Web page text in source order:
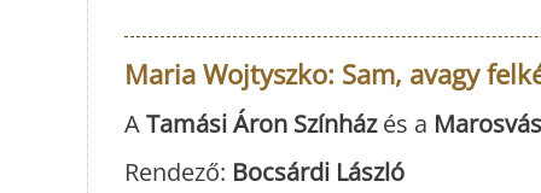
Maria Wojtyszko: Sam, avagy
ATamási Áron Színházés a
Rendező: Bocsárdi László